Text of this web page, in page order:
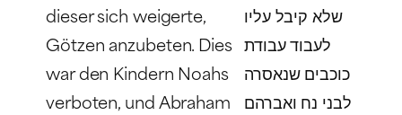
dieser sich weigerte,
Götzen anzubeten. Dies
war den Kindern Noahs
verboten, und Abraham
שלא קיבל עליו
לעבוד עבודת
כוכבים שנאסרה
לבני נח ואברהם